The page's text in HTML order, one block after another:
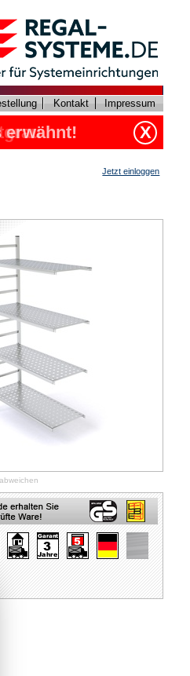
Kontakt Impressum
erwähnt! X
Jetzt einloggen